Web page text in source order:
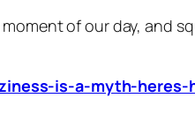
moment of our day,
is-a-myth-